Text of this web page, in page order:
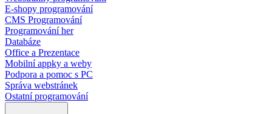
E-shopy programování
CMS Programování
Programování her
Databáze
Office a Prezentace
Mobilní appky a weby
Podpora a pomoc s PC
Správa webstránek
Ostatní programování